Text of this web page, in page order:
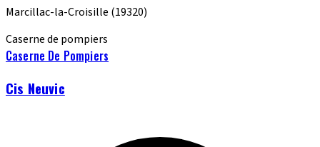
Marcillac-la-Croisille (19320)
Caserne de pompiers
Caserne De Pompiers
Cis Neuvic